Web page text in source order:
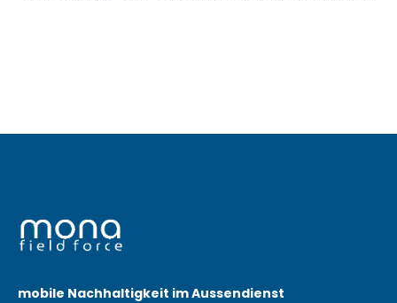
mobile Nachhaltigkeit im Aussendienst